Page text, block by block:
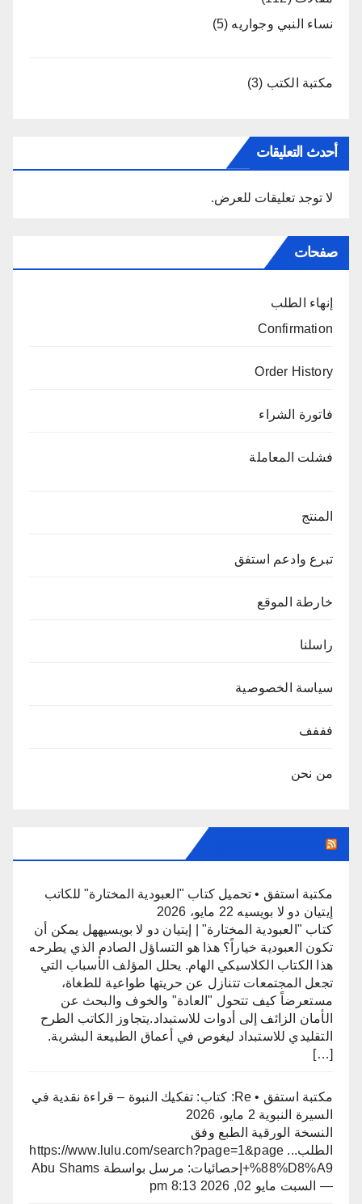
نساء النبي وجواريه (5)
مكتبة الكتب (3)
أحدث التعليقات
لا توجد تعليقات للعرض.
صفحات
إنهاء الطلب
Confirmation
Order History
فاتورة الشراء
فشلت المعاملة
المنتج
تبرع وادعم استفق
خارطة الموقع
راسلنا
سياسة الخصوصية
فففف
من نحن
مكتبة استفق • تحميل كتاب "العبودية المختارة" للكاتب
إيتيان دو لا بويسيه 22 مايو، 2026
كتاب "العبودية المختارة" | إيتيان دو لا بويسيههل يمكن أن
تكون العبودية خياراً؟ هذا هو التساؤل الصادم الذي يطرحه
هذا الكتاب الكلاسيكي الهام. يحلل المؤلف الأسباب التي
تجعل المجتمعات تتنازل عن حريتها طواعية للطغاة،
مستعرضاً كيف تتحول "العادة" والخوف والبحث عن
الأمان الزائف إلى أدوات للاستبداد.يتجاوز الكاتب الطرح
التقليدي للاستبداد ليغوص في أعماق الطبيعة البشرية.
[…]
مكتبة استفق • Re: كتاب: تفكيك النبوة – قراءة نقدية في
السيرة النبوية 2 مايو، 2026
النسخة الورقية الطبع وفق
الطلبhttps://www.lulu.com/search?page=1&page ...
%88%D8%A9+إحصائيات: مرسل بواسطة Abu Shams
— السبت مايو 02, 2026 8:13 pm